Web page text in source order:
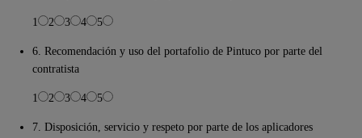
1 2 3 4 5
6. Recomendación y uso del portafolio de Pintuco por parte del
contratista
1 2 3 4 5
7. Disposición, servicio y respeto por parte de los aplicadores